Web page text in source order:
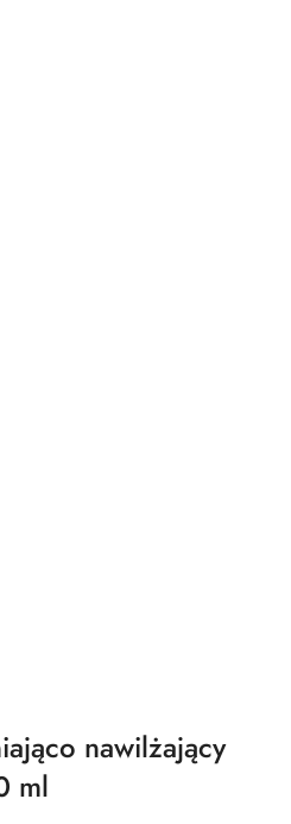
nawilżający
ml